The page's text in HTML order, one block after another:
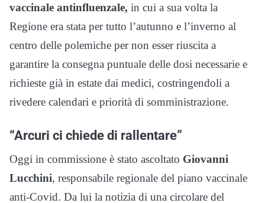
vaccinale antinfluenzale, in cui a sua volta la
Regione era stata per tutto l’autunno e l’inverno al
centro delle polemiche per non esser riuscita a
garantire la consegna puntuale delle dosi necessarie e
richieste già in estate dai medici, costringendoli a
rivedere calendari e priorità di somministrazione.
“Arcuri ci chiede di rallentare”
Oggi in commissione è stato ascoltato Giovanni
Lucchini, responsabile regionale del piano vaccinale
anti-Covid. Da lui la notizia di una circolare del